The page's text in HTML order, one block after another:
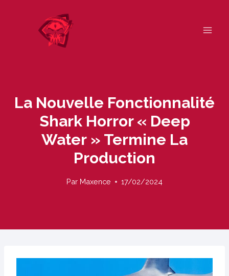
La Nouvelle Fonctionnalité
Shark Horror « Deep
Water » Termine La
Production
Par Maxence 17/02/2024